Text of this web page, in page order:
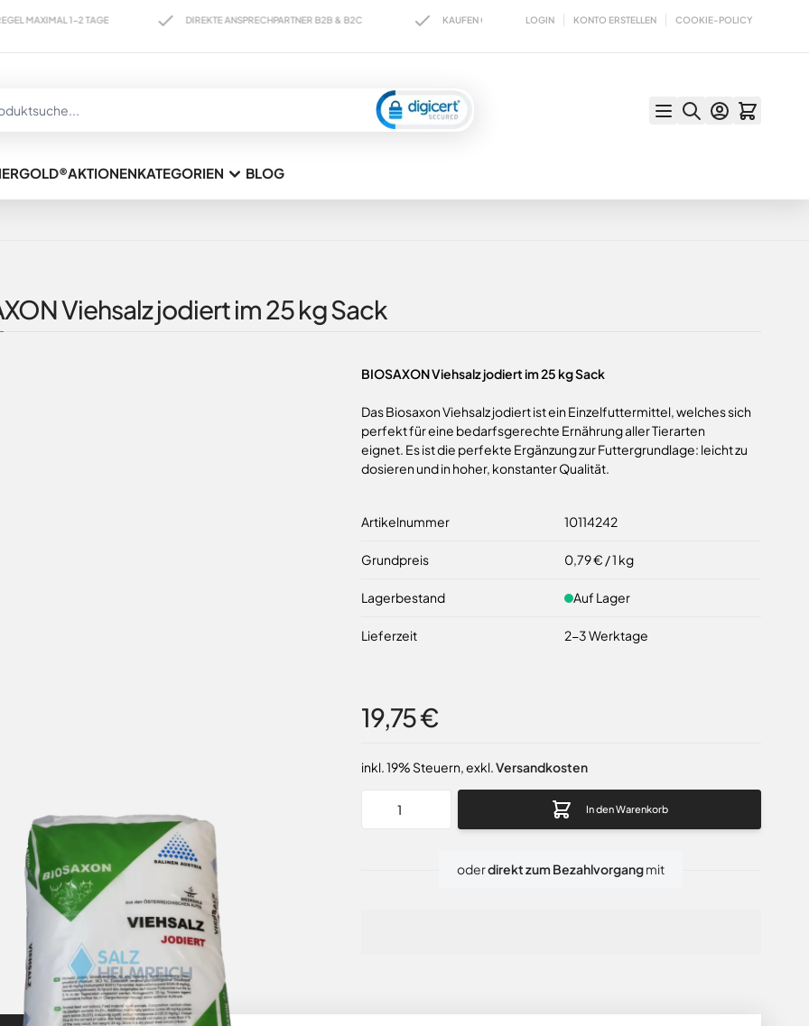
1-2 TAGE DIREKTE ANSPRECHPARTNER B2B & B2C KAUFEN OHNE RISIKO MIT KÄUFERSCHUTZ VERSAND WAHLWEISE MIT DHL
LOGIN KONTO ERSTELLEN COOKIE-POLICY
AKTIONENKATEGORIEN BLOG
Viehsalz jodiert im 25 kg Sack
BIOSAXON Viehsalz jodiert im 25 kg Sack
Das Biosaxon Viehsalz jodiert ist ein Einzelfuttermittel, welches sich
perfekt für eine bedarfsgerechte Ernährung aller Tierarten
eignet. Es ist die perfekte Ergänzung zur Futtergrundlage: leicht zu
dosieren und in hoher, konstanter Qualität.
Artikelnummer 10114242
Grundpreis 0,79 € / 1 kg
Lagerbestand Auf Lager
Lieferzeit 2-3 Werktage
19,75 €
inkl. 19% Steuern,exkl.Versandkosten
In den Warenkorb
oderdirekt zum Bezahlvorgangmit